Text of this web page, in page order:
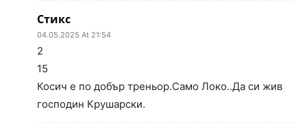
Стикс
04.05.2025 At 21:54
2
15
Косич е по добър треньор.Само Локо..Да си жив
господин Крушарски.